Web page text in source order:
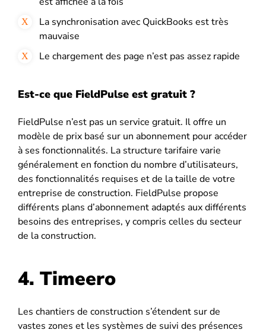
La synchronisation avec QuickBooks est très
mauvaise
Le chargement des page n’est pas assez rapide
Est-ce que FieldPulse est gratuit ?
FieldPulse n’est pas un service gratuit. Il offre un
modèle de prix basé sur un abonnement pour accéder
à ses fonctionnalités. La structure tarifaire varie
généralement en fonction du nombre d’utilisateurs,
des fonctionnalités requises et de la taille de votre
entreprise de construction. FieldPulse propose
différents plans d’abonnement adaptés aux différents
besoins des entreprises, y compris celles du secteur
de la construction.
4. Timeero
Les chantiers de construction s’étendent sur de
vastes zones et les systèmes de suivi des présences